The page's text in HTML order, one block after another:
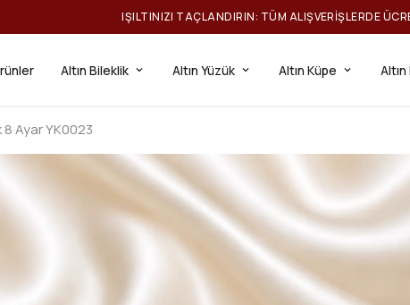
IŞILTINIZI TAÇLANDIRIN: TÜM ALIŞVERIŞLERDE
Altın Bileklik Altın Yüzük Altın Küpe
Ayar YK0023